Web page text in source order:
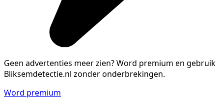
Geen advertenties meer zien?Word premium en gebruik
Bliksemdetectie.nl zonder onderbrekingen.
Word premium